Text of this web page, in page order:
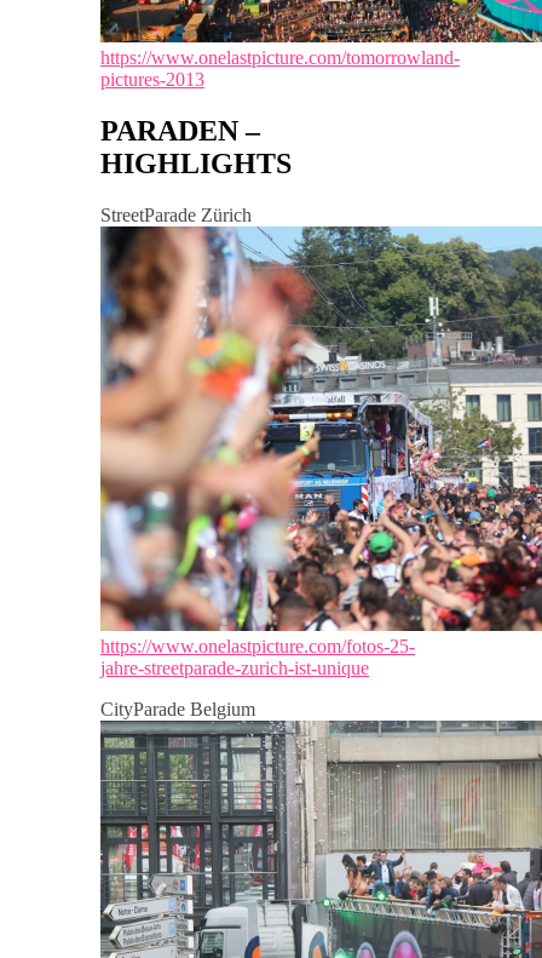
https://www.onelastpicture.com/tomorrowland-
pictures-2013
PARADEN –
HIGHLIGHTS
StreetParade Zürich
https://www.onelastpicture.com/fotos-25-
jahre-streetparade-zurich-ist-unique
CityParade Belgium